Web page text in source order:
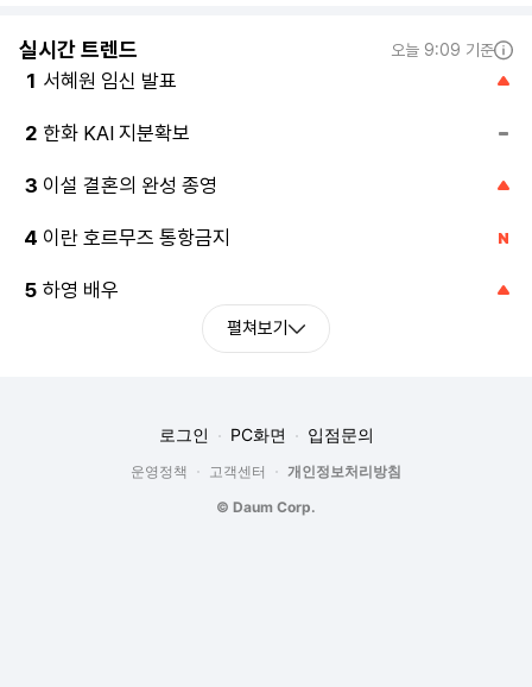
실시간 트렌드 오늘 9:09 기준
1 서혜원 임신 발표
2 한화 KAI 지분확보
3 이설 결혼의 완성 종영
4 이란 호르무즈 통항금지
5 하영 배우
펼쳐보기
로그인 PC화면 입점문의
운영정책 고객센터
개인정보처리방침
© Daum Corp.